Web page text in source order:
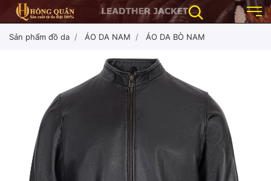
Sản phẩm đồ da ÁO DA NAM ÁO DA BÒ NAM